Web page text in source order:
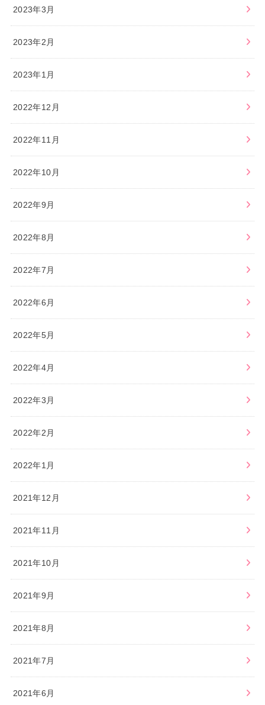
2023年3月
2023年2月
2023年1月
2022年12月
2022年11月
2022年10月
2022年9月
2022年8月
2022年7月
2022年6月
2022年5月
2022年4月
2022年3月
2022年2月
2022年1月
2021年12月
2021年11月
2021年10月
2021年9月
2021年8月
2021年7月
2021年6月